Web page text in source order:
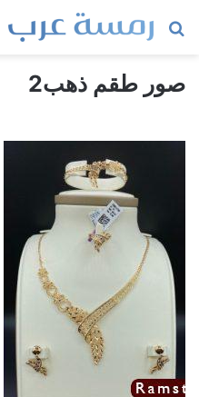
بحث
صور طقم ذهب2